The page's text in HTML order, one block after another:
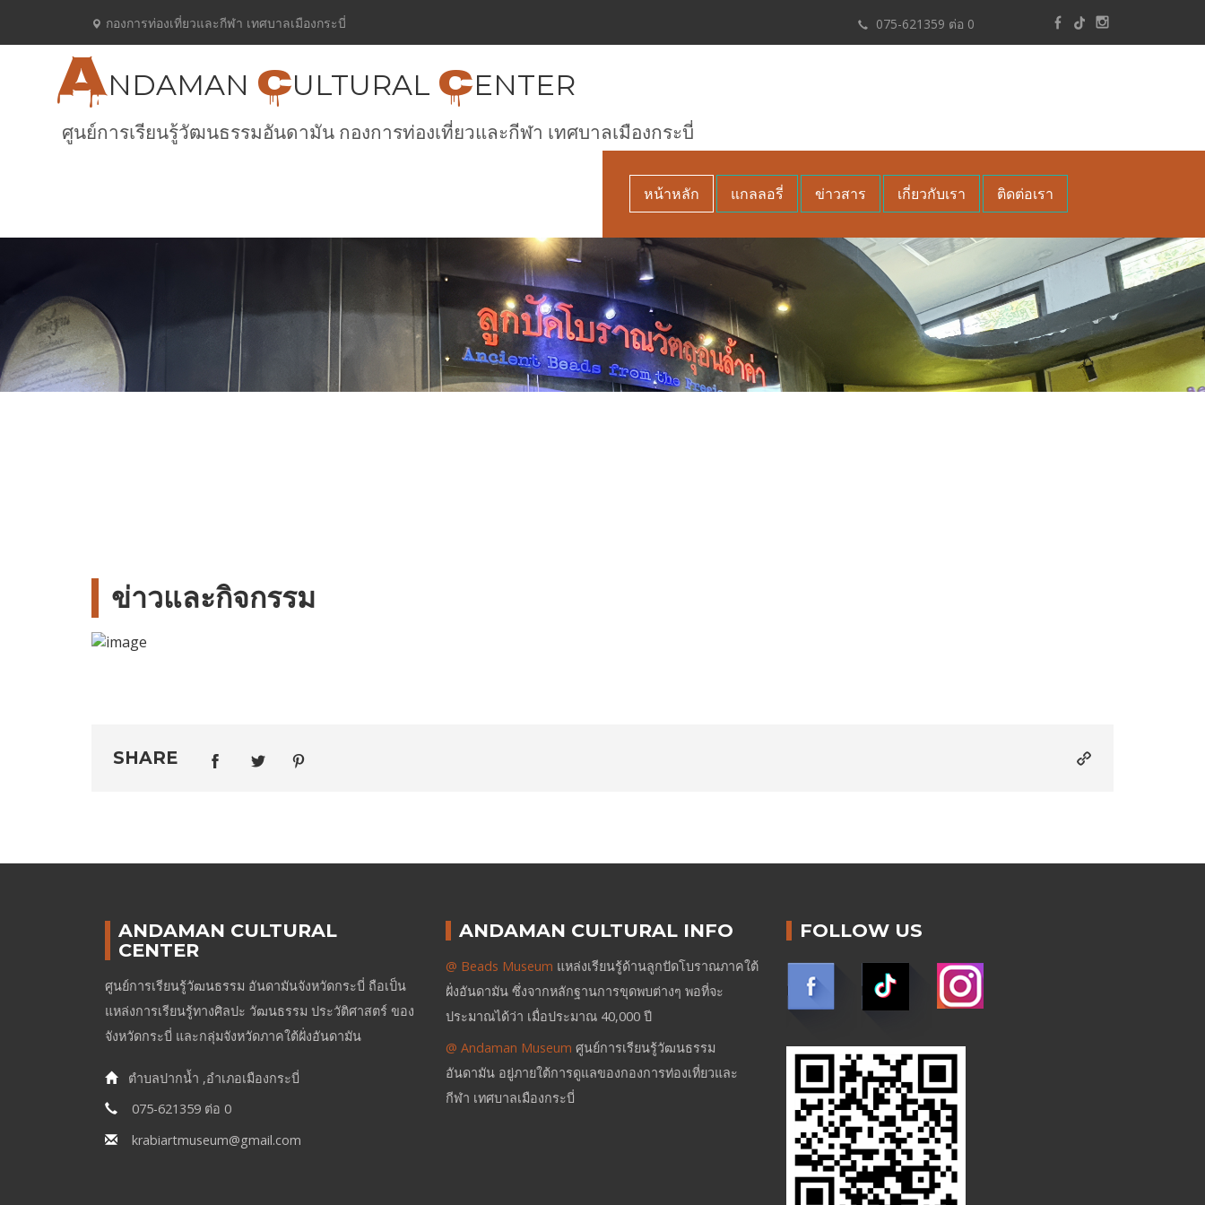
กองการท่องเที่ยวและกีฬา เทศบาลเมืองกระบี่ 075-621359 ต่อ 0
ANDAMAN CULTURAL CENTER
ศูนย์การเรียนรู้วัฒนธรรมอันดามัน กองการท่องเที่ยวและกีฬา เทศบาลเมืองกระบี่
หน้าหลัก แกลลอรี่ ข่าวสาร เกี่ยวกับเรา ติดต่อเรา
ข่าวและกิจกรรม
SHARE
ANDAMAN CULTURAL
CENTER
ศูนย์การเรียนรู้วัฒนธรรม อันดามันจังหวัดกระบี่ ถือเป็น
แหล่งการเรียนรู้ทางศิลปะ วัฒนธรรม ประวัติศาสตร์ ของ
จังหวัดกระบี่ และกลุ่มจังหวัดภาคใต้ฝั่งอันดามัน
ตำบลปากน้ำ ,อำเภอเมืองกระบี่
075-621359 ต่อ 0
krabiartmuseum@gmail.com
ANDAMAN CULTURAL INFO
@ Beads Museum แหล่งเรียนรู้ด้านลูกปัดโบราณภาคใต้
ฝั่งอันดามัน ซึ่งจากหลักฐานการขุดพบต่างๆ พอที่จะ
ประมาณได้ว่า เมื่อประมาณ 40,000 ปี
@ Andaman Museum ศูนย์การเรียนรู้วัฒนธรรม
อันดามัน อยู่ภายใต้การดูแลของกองการท่องเที่ยวและ
กีฬา เทศบาลเมืองกระบี่
FOLLOW US